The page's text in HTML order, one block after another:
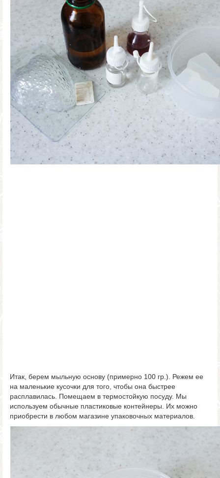
Итак, берем мыльную основу (примерно 100 гр.). Режем ее
на маленькие кусочки для того, чтобы она быстрее
расплавилась. Помещаем в термостойкую посуду. Мы
используем обычные пластиковые контейнеры. Их можно
приобрести в любом магазине упаковочных материалов.